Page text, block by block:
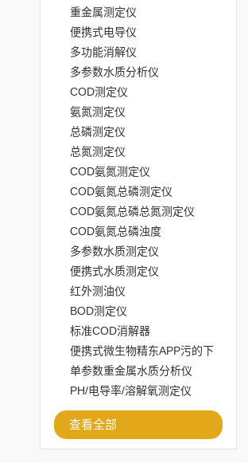
重金属测定仪
便携式电导仪
多功能消解仪
多参数水质分析仪
COD测定仪
氨氮测定仪
总磷测定仪
总氮测定仪
COD氨氮测定仪
COD氨氮总磷测定仪
COD氨氮总磷总氮测定仪
COD氨氮总磷浊度
多参数水质测定仪
便携式水质测定仪
红外测油仪
BOD测定仪
标准COD消解器
便携式微生物精东APP污的下
载安装
单参数重金属水质分析仪
PH/电导率/溶解氧测定仪
查看全部